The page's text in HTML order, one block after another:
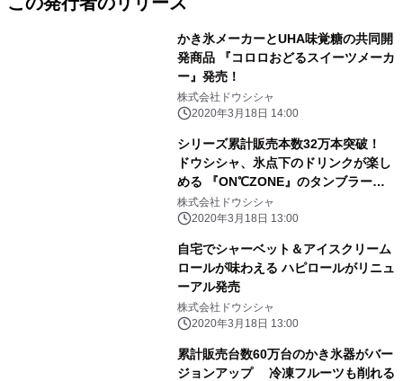
かき氷メーカーとUHA味覚糖の共同開
発商品 『コロロおどるスイーツメーカ
ー』発売！
株式会社ドウシシャ
2020年3月18日 14:00
シリーズ累計販売本数32万本突破！
ドウシシャ、氷点下のドリンクが楽し
める 『ON℃ZONE』のタンブラーと
ジョッキに新タイプ登場
株式会社ドウシシャ
2020年3月18日 13:00
自宅でシャーベット＆アイスクリーム
ロールが味わえる ハピロールがリニュ
ーアル発売
株式会社ドウシシャ
2020年3月18日 13:00
累計販売台数60万台のかき氷器がバー
ジョンアップ 冷凍フルーツも削れる